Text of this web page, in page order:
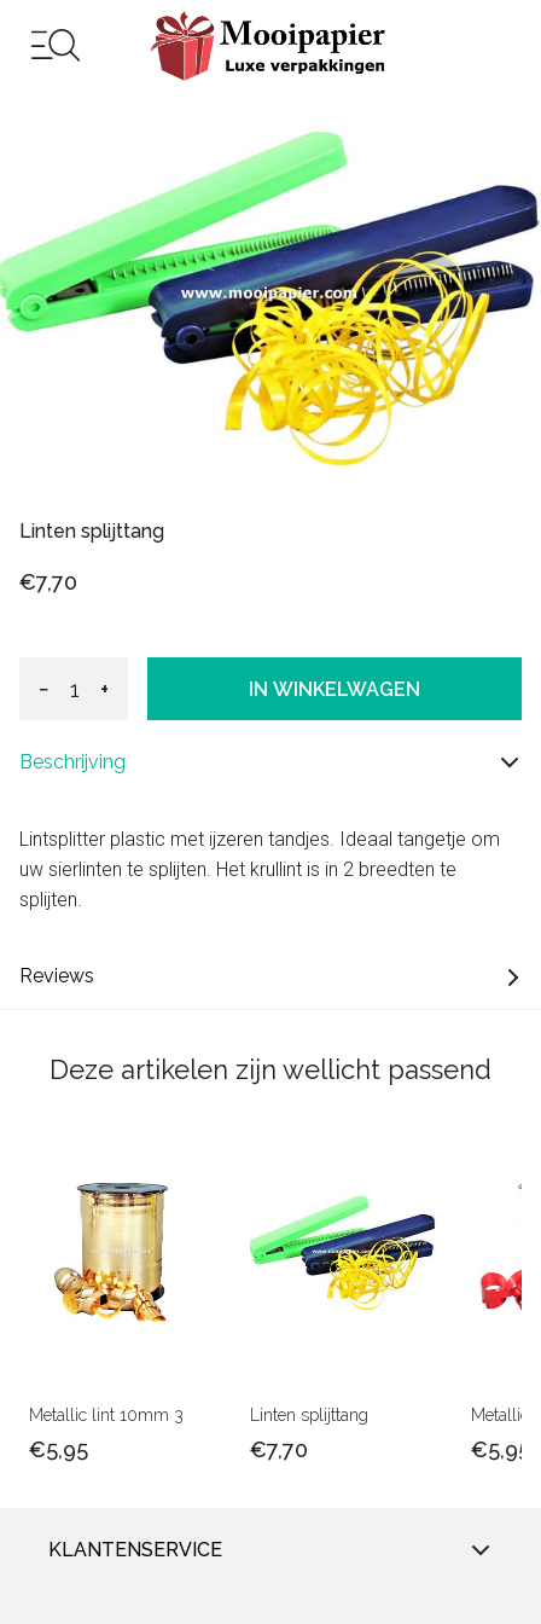
Linten splijttang
€7,70
− + IN WINKELWAGEN
Beschrijving
Lintsplitter plastic met ijzeren tandjes. Ideaal tangetje om
uw sierlinten te splijten. Het krullint is in 2 breedten te
splijten.
Reviews
Deze artikelen zijn wellicht passend
Metallic lint 10mm 3
€5,95
Linten splijttang
€7,70
Metallic
€5,95
KLANTENSERVICE